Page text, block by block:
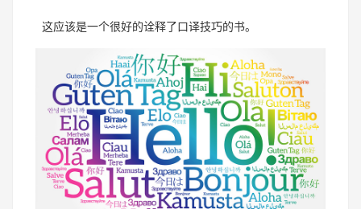
这应该是一个很好的诠释了口译技巧的书。